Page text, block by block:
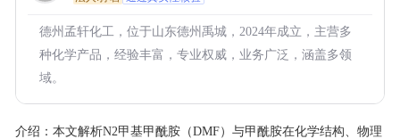
德州孟轩化工，位于山东德州禹城，2024年成立，主营多
种化学产品，经验丰富，专业权威，业务广泛，涵盖多领
域。
介绍： 本文解析N2甲基甲酰胺（DMF）与甲酰胺在化学结构、物理